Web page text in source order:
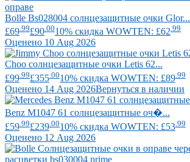
Bolle Bs028004 солнцезащитные очки Glor...
£69.99£90.0010% скидка WOWTEN: £62.99
Оценено 10 Aug 2026
Choo солнцезащитные очки Letis 62...
£99 .99£355 .0010% скидка WOWTEN: £89 .99
Оценено 14 Aug 2026Вернуться в наличии
Benz M1047 61 солнцезащитные оч�...
£59 .99£239 .0010% скидка WOWTEN: £53 .99
Оценено 12 Aug 2026